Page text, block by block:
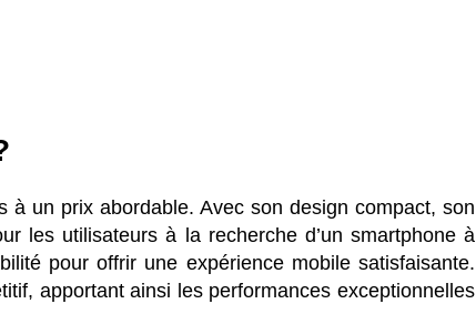
un prix abordable. Avec son design compact, son
les utilisateurs à la recherche d’un smartphone à
pour offrir une expérience mobile satisfaisante.
apportant ainsi les performances exceptionnelles